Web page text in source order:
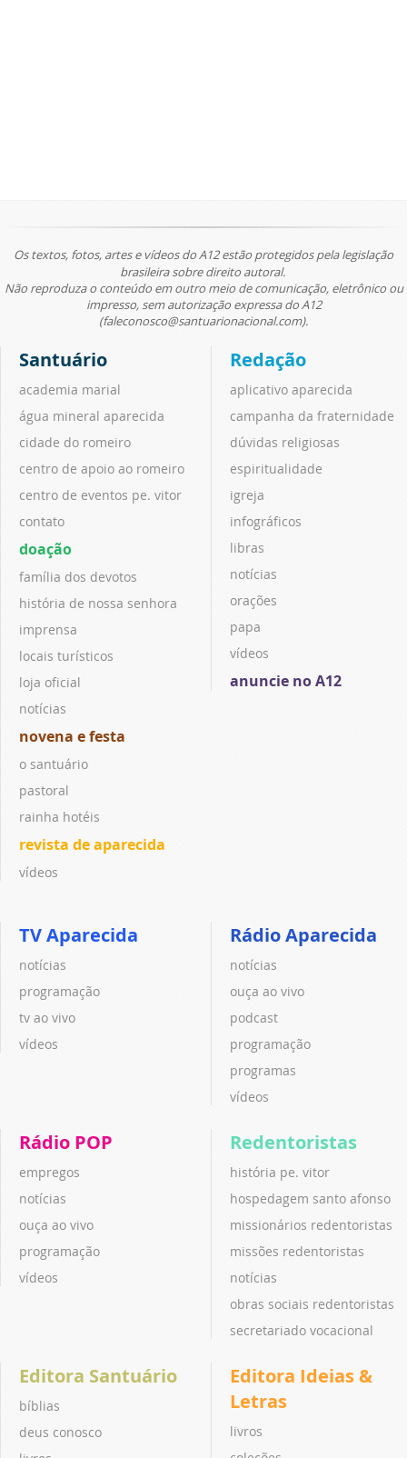
Os textos, fotos, artes e vídeos do A12 estão protegidos pela legislação
brasileira sobre direito autoral.
Não reproduza o conteúdo em outro meio de comunicação, eletrônico ou
impresso, sem autorização expressa do A12
(faleconosco@santuarionacional.com).
Santuário
academia marial
água mineral aparecida
cidade do romeiro
centro de apoio ao romeiro
centro de eventos pe. vitor
contato
doação
família dos devotos
história de nossa senhora
imprensa
locais turísticos
loja oficial
notícias
novena e festa
o santuário
pastoral
rainha hotéis
revista de aparecida
vídeos
Redação
aplicativo aparecida
campanha da fraternidade
dúvidas religiosas
espiritualidade
igreja
infográficos
libras
notícias
orações
papa
vídeos
anuncie no A12
TV Aparecida
notícias
programação
tv ao vivo
vídeos
Rádio Aparecida
notícias
ouça ao vivo
podcast
programação
programas
vídeos
Rádio POP
empregos
notícias
ouça ao vivo
programação
vídeos
Redentoristas
história pe. vitor
hospedagem santo afonso
missionários redentoristas
missões redentoristas
notícias
obras sociais redentoristas
secretariado vocacional
Editora Santuário
bíblias
deus conosco
Editora Ideias &
Letras
livros